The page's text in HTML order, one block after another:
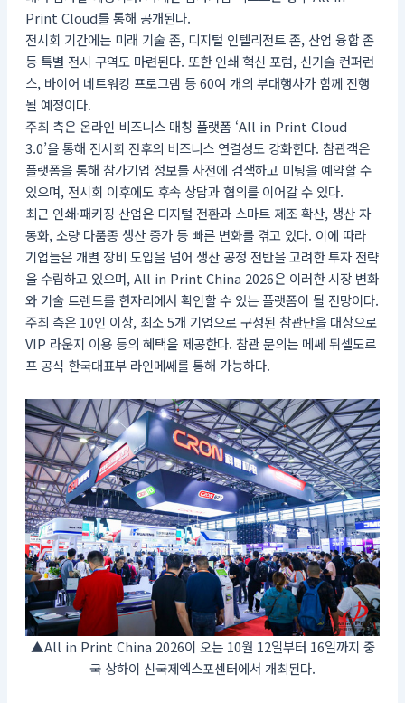
Print Cloud를 통해 공개된다.
전시회 기간에는 미래 기술 존, 디지털 인텔리전트 존, 산업 융합 존
등 특별 전시 구역도 마련된다. 또한 인쇄 혁신 포럼, 신기술 컨퍼런
스, 바이어 네트워킹 프로그램 등 60여 개의 부대행사가 함께 진행
될 예정이다.
주최 측은 온라인 비즈니스 매칭 플랫폼 ‘All in Print Cloud
3.0’을 통해 전시회 전후의 비즈니스 연결성도 강화한다. 참관객은
플랫폼을 통해 참가기업 정보를 사전에 검색하고 미팅을 예약할 수
있으며, 전시회 이후에도 후속 상담과 협의를 이어갈 수 있다.
최근 인쇄·패키징 산업은 디지털 전환과 스마트 제조 확산, 생산 자
동화, 소량 다품종 생산 증가 등 빠른 변화를 겪고 있다. 이에 따라
기업들은 개별 장비 도입을 넘어 생산 공정 전반을 고려한 투자 전략
을 수립하고 있으며, All in Print China 2026은 이러한 시장 변화
와 기술 트렌드를 한자리에서 확인할 수 있는 플랫폼이 될 전망이다.
주최 측은 10인 이상, 최소 5개 기업으로 구성된 참관단을 대상으로
VIP 라운지 이용 등의 혜택을 제공한다. 참관 문의는 메쎄 뒤셀도르
프 공식 한국대표부 라인메쎄를 통해 가능하다.
▲All in Print China 2026이 오는 10월 12일부터 16일까지 중
국 상하이 신국제엑스포센터에서 개최된다.